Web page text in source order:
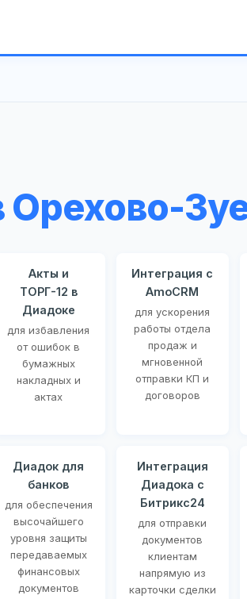
Акты и
ТОРГ-12 в
Диадоке
для избавления
от ошибок в
бумажных
накладных и
актах
Интеграция с
AmoCRM
для ускорения
работы отдела
продаж и
мгновенной
отправки КП и
договоров
Диадок для
банков
для обеспечения
высочайшего
уровня защиты
передаваемых
финансовых
документов
Интеграция
Диадока с
Битрикс24
для отправки
документов
клиентам
напрямую из
карточки сделки